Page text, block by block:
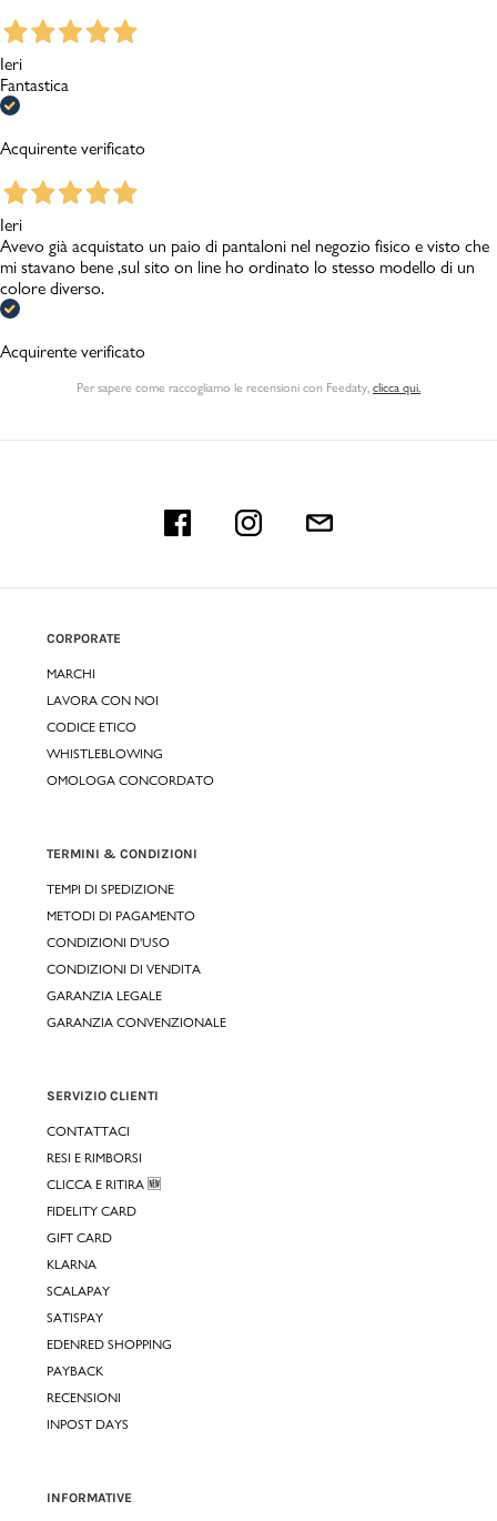
Ieri
Fantastica
Acquirente verificato
Ieri
Avevo già acquistato un paio di pantaloni nel negozio fisico e visto che
mi stavano bene ,sul sito on line ho ordinato lo stesso modello di un
colore diverso.
Acquirente verificato
Per sapere come raccogliamo le recensioni con Feedaty, clicca qui.
CORPORATE
MARCHI
LAVORA CON NOI
CODICE ETICO
WHISTLEBLOWING
OMOLOGA CONCORDATO
TERMINI & CONDIZIONI
TEMPI DI SPEDIZIONE
METODI DI PAGAMENTO
CONDIZIONI D'USO
CONDIZIONI DI VENDITA
GARANZIA LEGALE
GARANZIA CONVENZIONALE
SERVIZIO CLIENTI
CONTATTACI
RESI E RIMBORSI
CLICCA E RITIRA 🆕
FIDELITY CARD
GIFT CARD
KLARNA
SCALAPAY
SATISPAY
EDENRED SHOPPING
PAYBACK
RECENSIONI
INPOST DAYS
INFORMATIVE